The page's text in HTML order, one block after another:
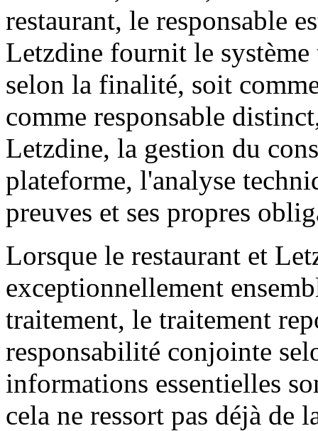
restaurant, le responsable
Letzdine fournit le système
selon la finalité, soit
comme responsable
Letzdine, la gestion du
plateforme, l'analyse
preuves et ses propres
Lorsque le restaurant et
exceptionnellement
traitement, le traitement
responsabilité conjointe
informations essentielles
cela ne ressort pas déjà de